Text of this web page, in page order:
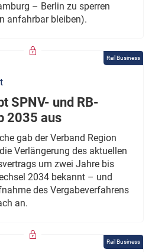
– Berlin zu sperren
anfahrbar bleiben).
Rail Business
SPNV- und RB-
2035 aus
gab der Verband Region
Verlängerung des aktuellen
um zwei Jahre bis
2034 bekannt – und
des Vergabeverfahrens
an.
Rail Business